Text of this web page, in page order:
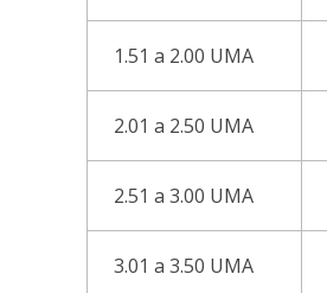
1.51 a 2.00 UMA
2.01 a 2.50 UMA
2.51 a 3.00 UMA
3.01 a 3.50 UMA